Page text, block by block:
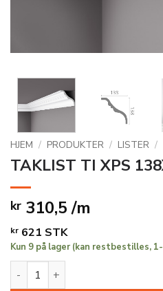
HJEM / PRODUKTER / LISTER /
TAKLIST TI XPS
kr 310,5 /m
kr 621 STK
Kun 9 på lager (kan restbestilles,
TAKLIST TI XPS